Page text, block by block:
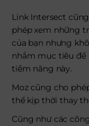
Link Intersect
phép xem những
của bạn nhưng
nhắm mục tiêu để
tiềm năng này.
Moz cũng cho
thể kịp thời thay
Cũng như các